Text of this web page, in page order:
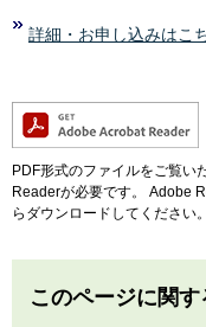
詳細・お申し込みはこ
PDF形式のファイルをご覧い
Readerが必要です。
Adobe
らダウンロードしてください
このページに関